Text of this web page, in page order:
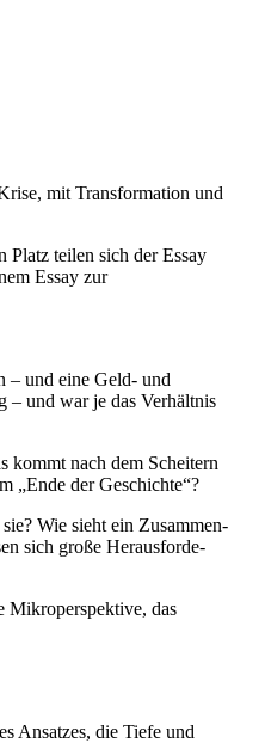
mit Trans­for­mation und
Platz teilen sich der Essay
Essay zur
– und eine Geld- und
– und war je das Verhältnis
kommt nach dem Scheitern
„Ende der Geschichte“?
Wie sieht ein Zusam­men­
sich große Heraus­for­de­
Mikro­per­spektive, das
Ansatzes, die Tiefe und